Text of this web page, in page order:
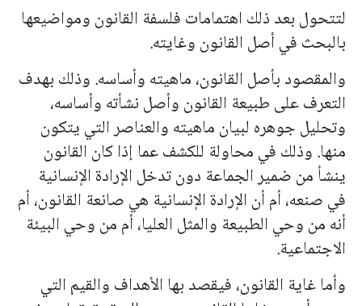
لتتحول بعد ذلك اهتمامات فلسفة القانون ومواضيعها
بالبحث في أصل القانون وغايته.
والمقصود بأصل القانون، ماهيته وأساسه. وذلكبهدف
التعرف على طبيعة القانون وأصل نشأته وأساسه،
وتحليل جوهره لبيان ماهيته والعناصر التي يتكون
منها. وذلك في محاولة للكشف عما إذا كان القانون
ينشأ من ضمير الجماعة دون تدخل الإرادة الإنسانية
في صنعه، أم أن الإرادة الإنسانية هي صانعة القانون، أم
أنه من وحي الطبيعة والمثل العليا، أم من وحي البيئة
الاجتماعية.
وأما غاية القانون، فيقصدبها الأهداف والقيم التي